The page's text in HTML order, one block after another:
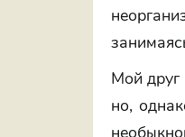
Мой друг
но,